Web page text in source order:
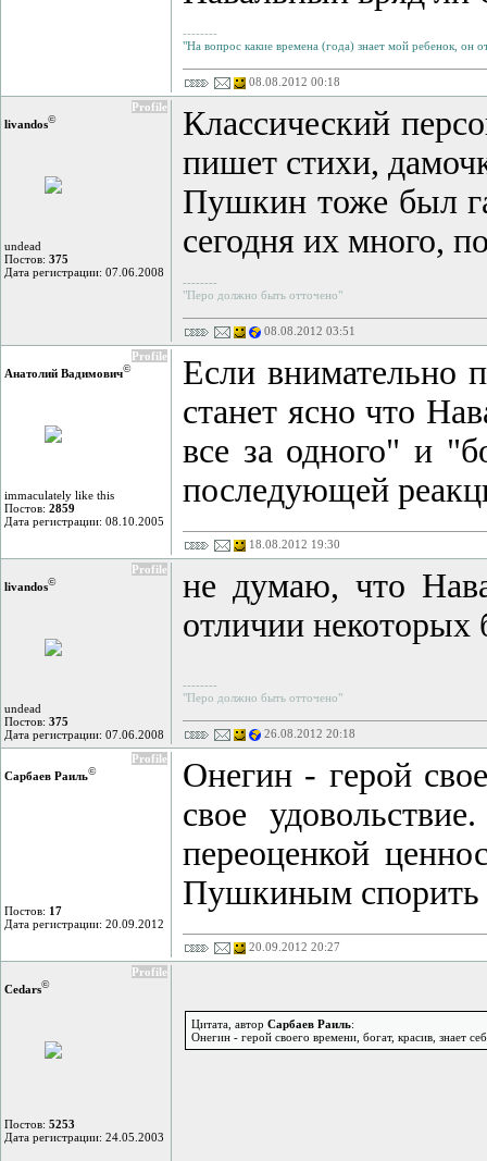
--------
"На вопрос какие времена (года) знает мой ребенок, он
08.08.2012 00:18
Profile
livandos©
undead
Постов: 375
Дата регистрации: 07.06.2008
Классический
пишет стихи,
Пушкин тоже был
сегодня их много,
--------
"Перо должно быть отточено"
08.08.2012 03:51
Profile
Анатолий Вадимович©
immaculately like this
Постов: 2859
Дата регистрации: 08.10.2005
Если внимательно
станет ясно что
все за одного" и
последующей
18.08.2012 19:30
Profile
livandos©
undead
Постов: 375
Дата регистрации: 07.06.2008
не думаю, что
отличии
--------
"Перо должно быть отточено"
26.08.2012 20:18
Profile
Сарбаев Раиль©
Постов: 17
Дата регистрации: 20.09.2012
Онегин - герой
свое
переоценкой
Пушкиным спорить
20.09.2012 20:27
Profile
Cedars©
Постов: 5253
Дата регистрации: 24.05.2003
Цитата, автор Сарбаев Раиль:
Онегин - герой своего времени, богат, красив, знает